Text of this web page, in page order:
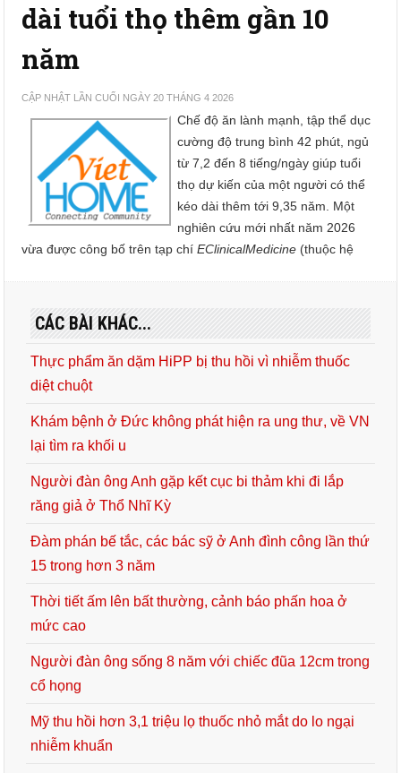
dài tuổi thọ thêm gần 10
năm
CẬP NHẬT LẦN CUỐI NGÀY 20 THÁNG 4 2026
Chế độ ăn lành mạnh, tập thể dục
cường độ trung bình 42 phút, ngủ
từ 7,2 đến 8 tiếng/ngày giúp tuổi
thọ dự kiến của một người có thể
kéo dài thêm tới 9,35 năm. Một
nghiên cứu mới nhất năm 2026
vừa được công bố trên tạp chíEClinicalMedicine (thuộc hệ
CÁC BÀI KHÁC...
Thực phẩm ăn dặm HiPP bị thu hồi vì nhiễm thuốc
diệt chuột
Khám bệnh ở Đức không phát hiện ra ung thư, về VN
lại tìm ra khối u
Người đàn ông Anh gặp kết cục bi thảm khi đi lắp
răng giả ở Thổ Nhĩ Kỳ
Đàm phán bế tắc, các bác sỹ ở Anh đình công lần thứ
15 trong hơn 3 năm
Thời tiết ấm lên bất thường, cảnh báo phấn hoa ở
mức cao
Người đàn ông sống 8 năm với chiếc đũa 12cm trong
cổ họng
Mỹ thu hồi hơn 3,1 triệu lọ thuốc nhỏ mắt do lo ngại
nhiễm khuẩn